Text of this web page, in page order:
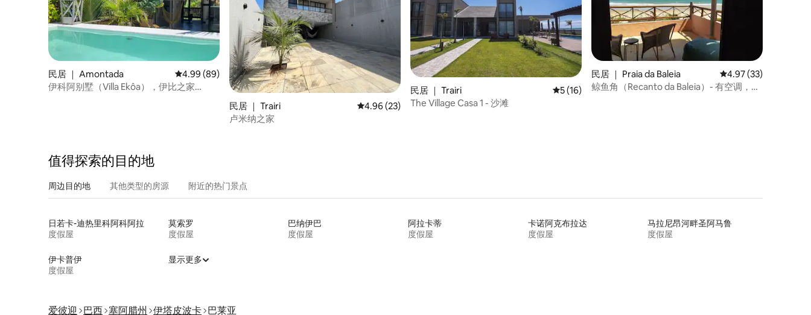
民居 ｜ Amontada 平均评分 4.99 分（满分 5 分），共 89 条评价
4.99 (89)
伊科阿别墅（Villa Ekôa），伊比之家
民居 ｜ Trairi 平均评分 4.96 分（满分 5 分），共 23 条评价
4.96 (23)
卢米纳之家
民居 ｜ Trairi 平均评分 5 分（满分 5 分），共 16 条评价
5 (16)
The Village Casa 1 - 沙滩
民居 ｜ Praia da Baleia 平均评分 4.97 分（满
4.97 (33)
鲸鱼角（Recanto da Baleia）- 有空调，面
值得探索的目的地
周边目的地 其他类型的房源 附近的热门景点
日若卡-迪热里科阿科阿拉
度假屋
莫索罗
度假屋
巴纳伊巴
度假屋
阿拉卡蒂
度假屋
卡诺阿克布拉达
度假屋
马拉尼昂河畔圣阿马鲁
度假屋
伊卡普伊
度假屋
显示更多
爱彼迎 巴西 塞阿腊州 伊塔皮波卡 巴莱亚